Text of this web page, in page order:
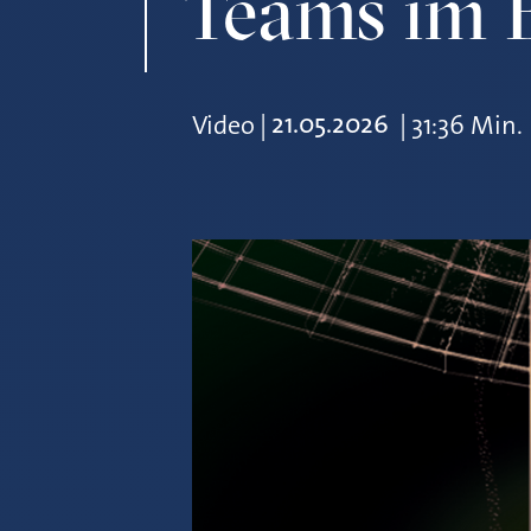
Video | 21.05.2026 | 31:36 Min.